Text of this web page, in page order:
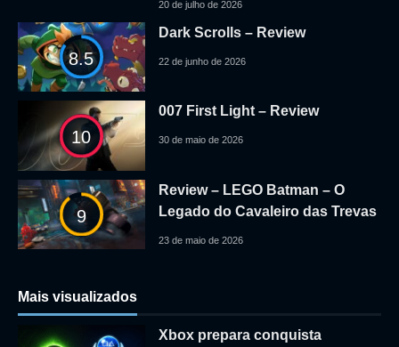
20 de julho de 2026
8.5
Dark Scrolls – Review
22 de junho de 2026
10
007 First Light – Review
30 de maio de 2026
9
Review – LEGO Batman – O
Legado do Cavaleiro das Trevas
23 de maio de 2026
Mais visualizados
Xbox prepara conquista